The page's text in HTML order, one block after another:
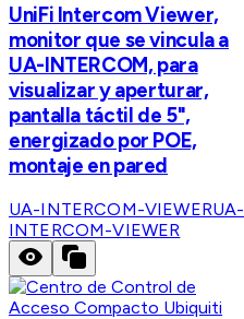
UniFi Intercom Viewer,
monitor que se vincula a
UA-INTERCOM, para
visualizar y aperturar,
pantalla táctil de 5",
energizado por POE,
montaje en pared
UA-INTERCOM-VIEWERUA-
INTERCOM-VIEWER